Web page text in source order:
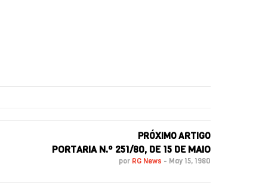
PRÓXIMO ARTIGO
PORTARIA N.º 251/80, DE 15 DE MAIO
por RG News - May 15, 1980